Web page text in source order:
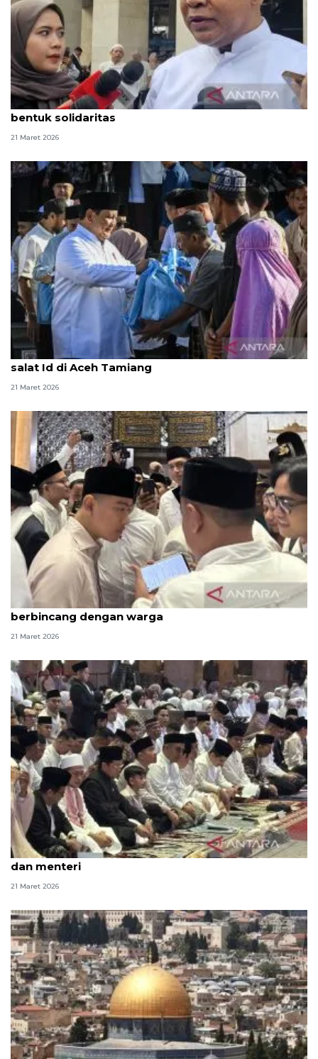
MPR: Presiden Prabowo salat Id di Aceh sebagai
bentuk solidaritas
21 Maret 2026
Presiden Prabowo bersalaman dengan warga usai
salat Id di Aceh Tamiang
21 Maret 2026
Usai salat Id, Gibran sempatkan "selfie" dan
berbincang dengan warga
21 Maret 2026
Wapres shalat di Masjid Istiqlal bersama Jan Ethes
dan menteri
21 Maret 2026